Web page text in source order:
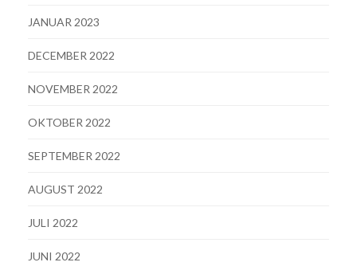
JANUAR 2023
DECEMBER 2022
NOVEMBER 2022
OKTOBER 2022
SEPTEMBER 2022
AUGUST 2022
JULI 2022
JUNI 2022